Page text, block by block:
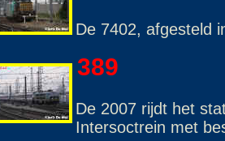
De 7402, afgesteld
389
De 2007 rijdt het
Intersoctrein met